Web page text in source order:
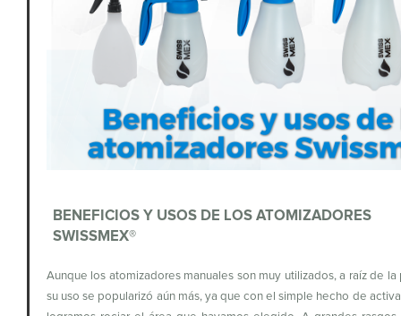
BENEFICIOS Y USOS DE LOS ATOMIZADORES
SWISSMEX®
Aunque los atomizadores manuales son muy utilizados, a raíz de la
su uso se popularizó aún más, ya que con el simple hecho de